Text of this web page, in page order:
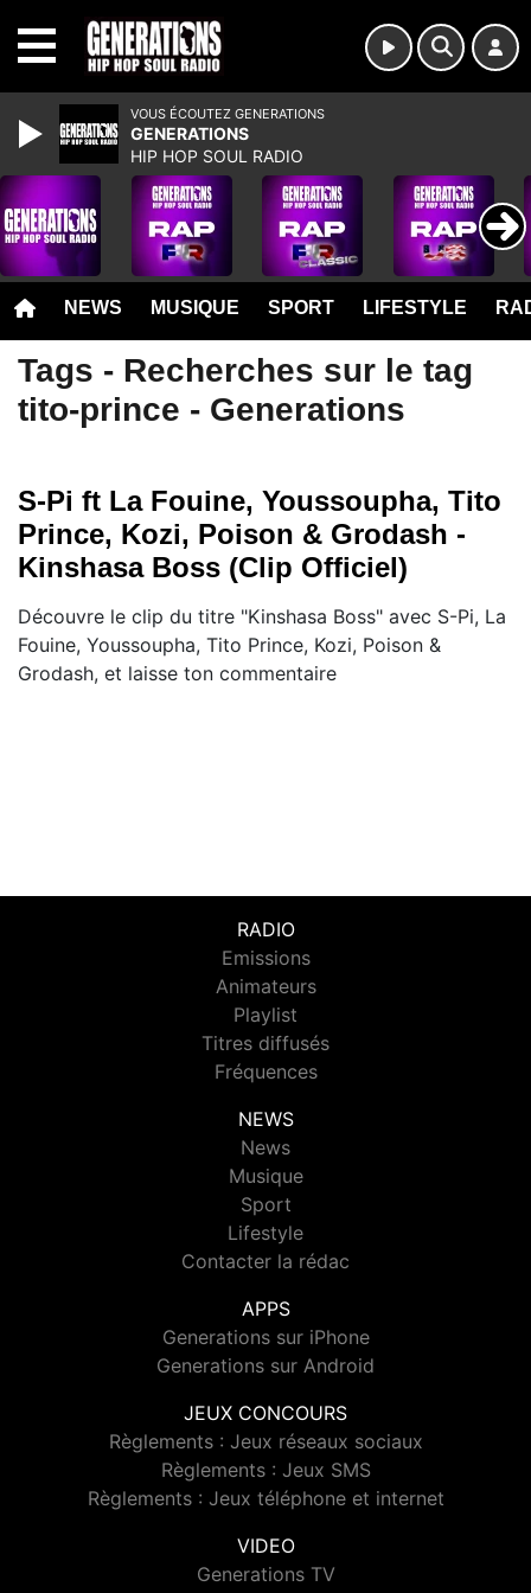
NEWS MUSIQUE SPORT LIFESTYLE
Tags - Recherches sur le tag
tito-prince - Generations
S-Pi ft La Fouine, Youssoupha, Tito
Prince, Kozi, Poison & Grodash -
Kinshasa Boss (Clip Officiel)
Découvre le clip du titre "Kinshasa Boss" avec S-Pi, La
Fouine, Youssoupha, Tito Prince, Kozi, Poison &
Grodash, et laisse ton commentaire
RADIO
Emissions
Animateurs
Playlist
Titres diffusés
Fréquences
NEWS
News
Musique
Sport
Lifestyle
Contacter la rédac
APPS
Generations sur iPhone
Generations sur Android
JEUX CONCOURS
Règlements : Jeux réseaux sociaux
Règlements : Jeux SMS
Règlements : Jeux téléphone et internet
VIDEO
Generations TV
VOUS ÉCOUTEZ GENERATIONS
GENERATIONS
HIP HOP SOUL RADIO